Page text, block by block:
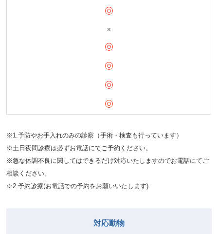
×
※1.予防やお手入れのみの診察（手術・検査も行っています）
※土日夜間診療は必ずお電話にてご予約ください。
※急な体調不良に関してはできるだけ対応いたしますのでお電話にてご
相談ください。
※2.予約診療(お電話での予約をお願いいたします)
対応動物